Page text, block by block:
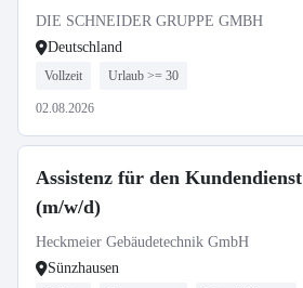
DIE SCHNEIDER GRUPPE GMBH
Deutschland
Vollzeit Urlaub >= 30
02.08.2026
Assistenz für den Kundendienst
(m/w/d)
Heckmeier Gebäudetechnik GmbH
Sünzhausen